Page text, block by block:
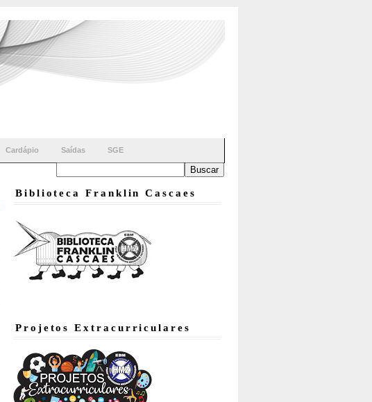
Cardápio Saídas SGE
Biblioteca Franklin Cascaes
Projetos Extracurriculares